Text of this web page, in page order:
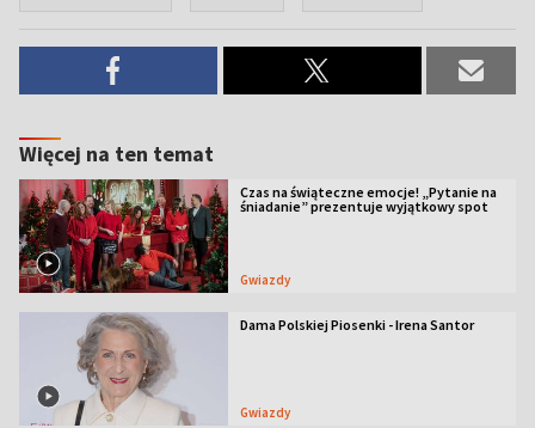
Więcej na ten temat
Czas na świąteczne emocje! „Pytanie na
śniadanie” prezentuje wyjątkowy spot
Gwiazdy
Dama Polskiej Piosenki - Irena Santor
Gwiazdy